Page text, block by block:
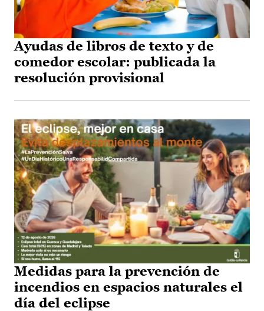
Ayudas de libros de texto y de
comedor escolar: publicada la
resolución provisional
Medidas para la prevención de
incendios en espacios naturales el
día del eclipse